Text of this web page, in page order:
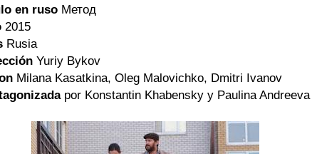
en ruso Метод
2015
Rusia
Yuriy Bykov
Milana Kasatkina, Oleg Malovichko, Dmitri Ivanov
por Konstantin Khabensky y Paulina Andreeva